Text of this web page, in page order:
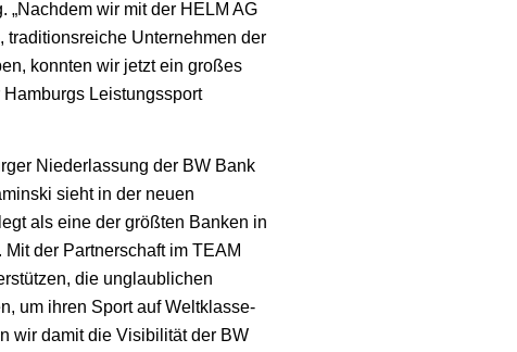
„Nachdem wir mit der HELM AG
traditionsreiche Unternehmen der
konnten wir jetzt ein großes
Leistungssport
Niederlassung der BW Bank
sieht in der neuen
als eine der größten Banken in
der Partnerschaft im TEAM
die unglaublichen
um ihren Sport auf Weltklasse-
wir damit die Visibilität der BW